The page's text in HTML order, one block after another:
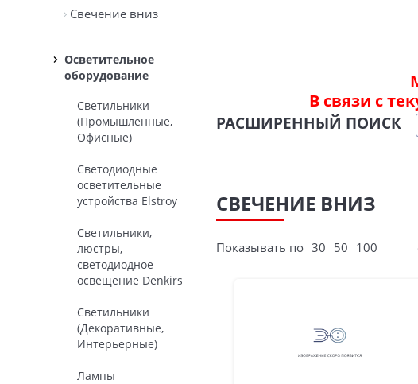
Свечение вниз
Осветительное
оборудование
Светильники
(Промышленные,
Офисные)
Светодиодные
осветительные
устройства Elstroy
Светильники,
люстры,
светодиодное
освещение Denkirs
Светильники
(Декоративные,
Интерьерные)
Лампы
В связи с
РАСШИРЕННЫЙ ПОИСК
СВЕЧЕНИЕ ВНИЗ
Показывать по 30 50 100